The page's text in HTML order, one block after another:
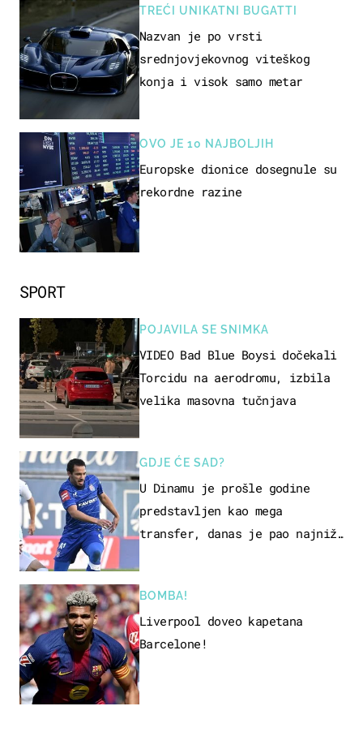
SPORT
POJAVILA SE SNIMKA
VIDEO Bad Blue Boysi dočekali
Torcidu na aerodromu, izbila
velika masovna tučnjava
GDJE ĆE SAD?
U Dinamu je prošle godine
predstavljen kao mega
transfer, danas je pao najniže
BOMBA!
Liverpool doveo kapetana
Barcelone!
TREĆI UNIKATNI BUGATTI
Nazvan je po vrsti
srednjovjekovnog viteškog
konja i visok samo metar
OVO JE 10 NAJBOLJIH
Europske dionice dosegnule su
rekordne razine